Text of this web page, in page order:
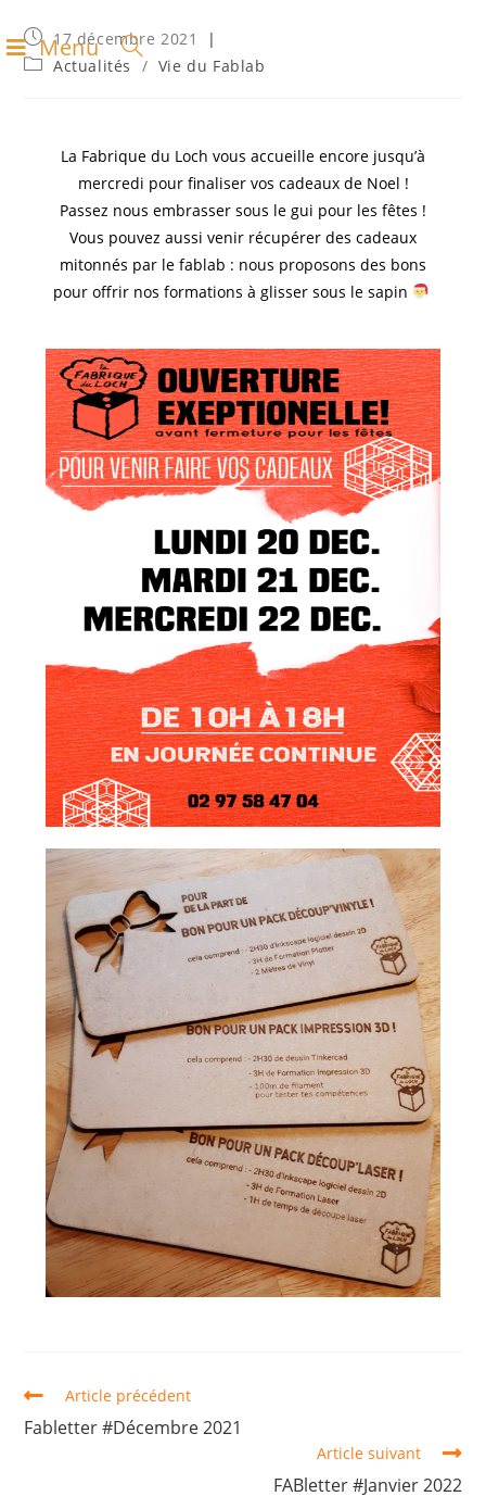
Menu
17 décembre 2021
Actualités
/ Vie du Fablab
La Fabrique du Loch vous accueille encore jusqu’à
mercredi pour finaliser vos cadeaux de Noel !
Passez nous embrasser sous le gui pour les fêtes !
Vous pouvez aussi venir récupérer des cadeaux
mitonnés par le fablab : nous proposons des bons
pour offrir nos formations à glisser sous le sapin
Article précédent
Fabletter #Décembre 2021
Article suivant
FABletter #Janvier 2022